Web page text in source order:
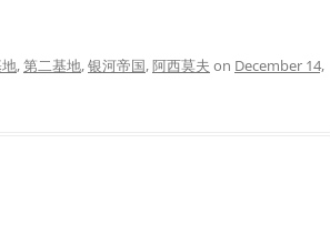
,第二基地,银河帝国,阿西莫夫 on December 14,